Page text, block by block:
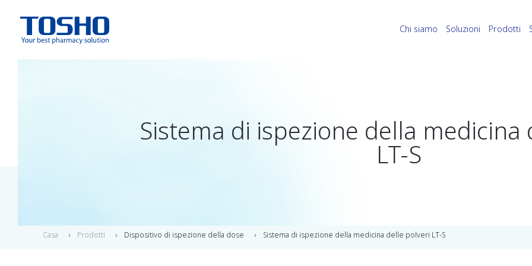
Chi siamo Soluzioni Prodotti
Sistema di ispezione della medicina
LT-S
Casa Prodotti Dispositivo di ispezione della dose Sistema di ispezione della medicina delle polveri LT-S